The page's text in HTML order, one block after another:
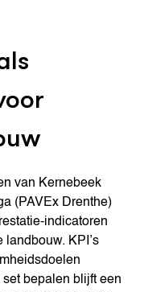
van Kernebeek
(PAVEx Drenthe)
indicatoren
landbouw. KPI’s
bepalen blijft een